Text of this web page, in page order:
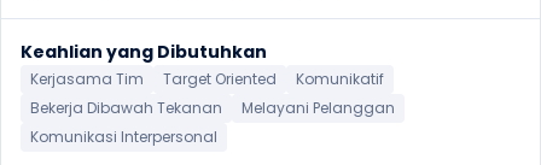
Keahlian yang Dibutuhkan
Kerjasama Tim Target Oriented
Komunikatif
Bekerja Dibawah Tekanan
Melayani Pelanggan
Komunikasi Interpersonal